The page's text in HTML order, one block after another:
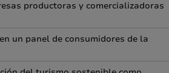
productoras y comercializadoras
un panel de consumidores de la